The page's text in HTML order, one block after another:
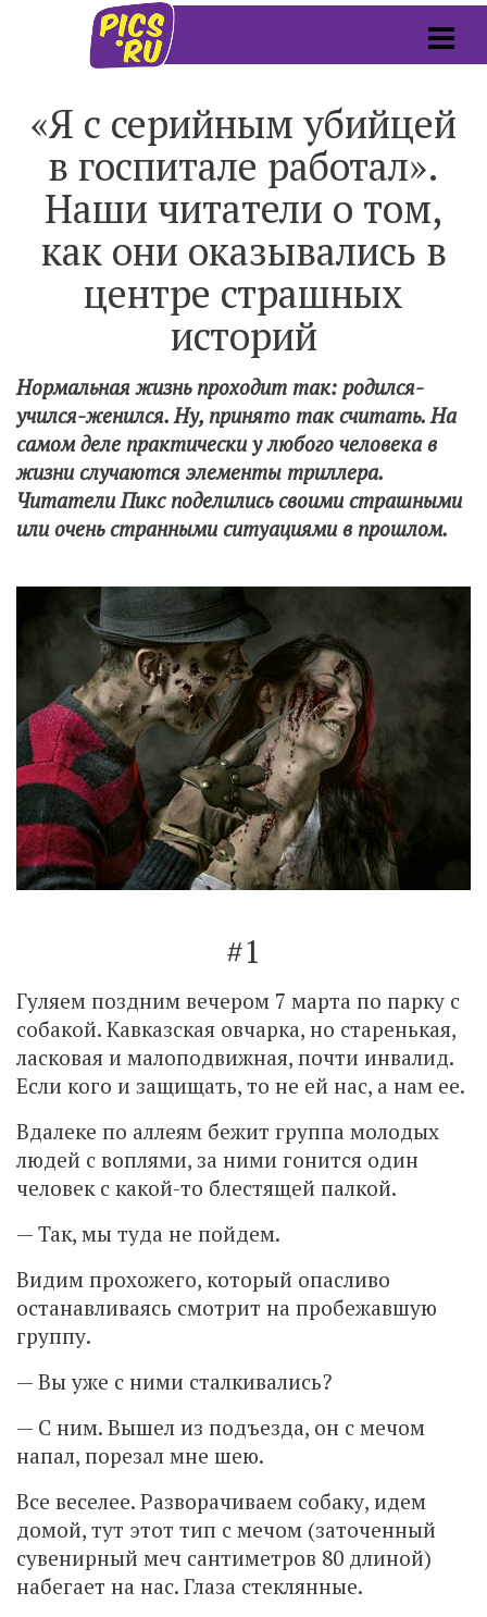
«Я с серийным убийцей
в госпитале работал».
Наши читатели о том,
как они оказывались в
центре страшных
историй
Нормальная жизнь проходит так: родился-
учился-женился. Ну, принято так считать. На
самом деле практически у любого человека в
жизни случаются элементы триллера.
Читатели Пикс поделились своими страшными
или очень странными ситуациями в прошлом.
#1
Гуляем поздним вечером 7 марта по парку с
собакой. Кавказская овчарка, но старенькая,
ласковая и малоподвижная, почти инвалид.
Если кого и защищать, то не ей нас, а нам ее.
Вдалеке по аллеям бежит группа молодых
людей с воплями, за ними гонится один
человек с какой-то блестящей палкой.
— Так, мы туда не пойдем.
Видим прохожего, который опасливо
останавливаясь смотрит на пробежавшую
группу.
— Вы уже с ними сталкивались?
— С ним. Вышел из подъезда, он с мечом
напал, порезал мне шею.
Все веселее. Разворачиваем собаку, идем
домой, тут этот тип с мечом (заточенный
сувенирный меч сантиметров 80 длиной)
набегает на нас. Глаза стеклянные.